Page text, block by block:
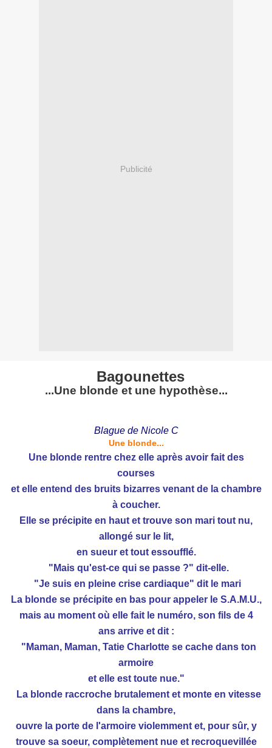
Publicité
Bagounettes
...Une blonde et une hypothèse...
Blague de Nicole C
Une blonde...
Une blonde rentre chez elle après avoir fait des
courses
et elle entend des bruits bizarres venant de la chambre
à coucher.
Elle se précipite en haut et trouve son mari tout nu,
allongé sur le lit,
en sueur et tout essoufflé.
"Mais qu'est-ce qui se passe ?" dit-elle.
"Je suis en pleine crise cardiaque" dit le mari
La blonde se précipite en bas pour appeler le S.A.M.U.,
mais au moment où elle fait le numéro, son fils de 4
ans arrive et dit :
"Maman, Maman, Tatie Charlotte se cache dans ton
armoire
et elle est toute nue."
La blonde raccroche brutalement et monte en vitesse
dans la chambre,
ouvre la porte de l'armoire violemment et, pour sûr, y
trouve sa soeur, complètement nue et recroquevillée